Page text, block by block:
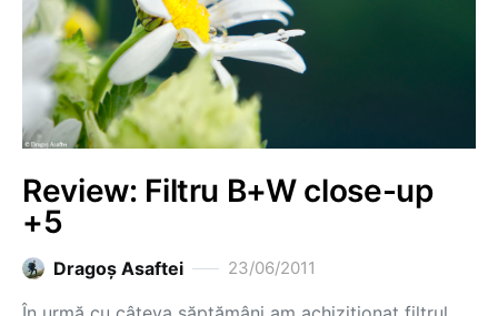
Review: Filtru B+W close-up
+5
Dragoş Asaftei 23/06/2011